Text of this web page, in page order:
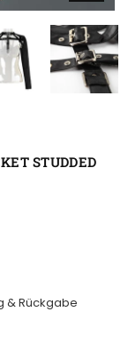
STUDDED
& Rückgabe